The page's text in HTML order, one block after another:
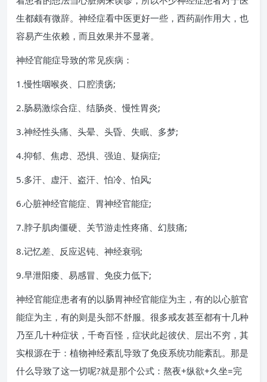
生都颇有微辞。神经症看中医更好一些，西药副作用大，也
容易产生依赖，而且效果并不显著。
神经官能症导致的常见疾病：
1.慢性咽喉炎、口腔溃疡;
2.肠易激综合症、结肠炎、慢性胃炎;
3.神经性头痛、头晕、头昏、失眠、多梦;
4.抑郁、焦虑、恐惧、强迫、疑病症;
5.多汗、虚汗、盗汗、怕冷、怕风;
6.心脏神经官能症、胃神经官能症;
7.脖子肌肉僵硬、关节游走性疼痛、幻肢痛;
8.记忆差、反应迟钝、神经衰弱;
9.早泄阳痿、易感冒、免疫力低下;
神经官能症患者有的以肠胃神经官能症为主，有的以心脏官
能症为主，有的则是头部不舒服。很多戒友甚至都有十几种
乃至几十种症状，千奇百怪，症状此起彼伏、层出不穷，其
实根源在于：植物神经紊乱导致了免疫系统功能紊乱。那是
什么导致了这一切呢?就是那个公式：熬夜+纵欲+久坐=完